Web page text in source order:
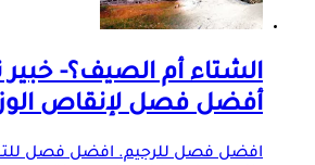
الشتاء أم الصيف؟-
أفضل فصل لإنقاص
افضل فصل للرجيم. افضل فصل